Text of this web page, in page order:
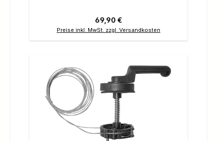
Regulärer Preis:
69,90 €
Preise inkl. MwSt. zzgl. Versandkosten